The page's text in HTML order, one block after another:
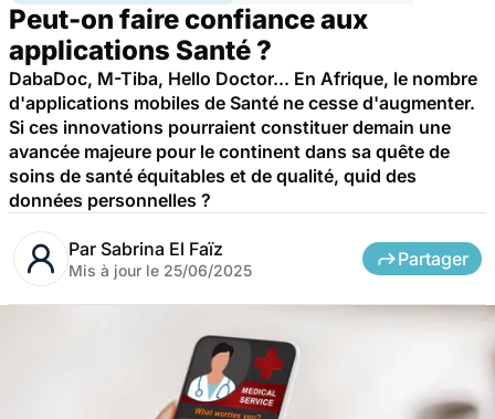
Peut-on faire confiance aux
applications Santé ?
DabaDoc, M-Tiba, Hello Doctor... En Afrique, le nombre
d'applications mobiles de Santé ne cesse d'augmenter.
Si ces innovations pourraient constituer demain une
avancée majeure pour le continent dans sa quête de
soins de santé équitables et de qualité, quid des
données personnelles ?
Par Sabrina El Faïz
Mis à jour le 25/06/2025
Partager